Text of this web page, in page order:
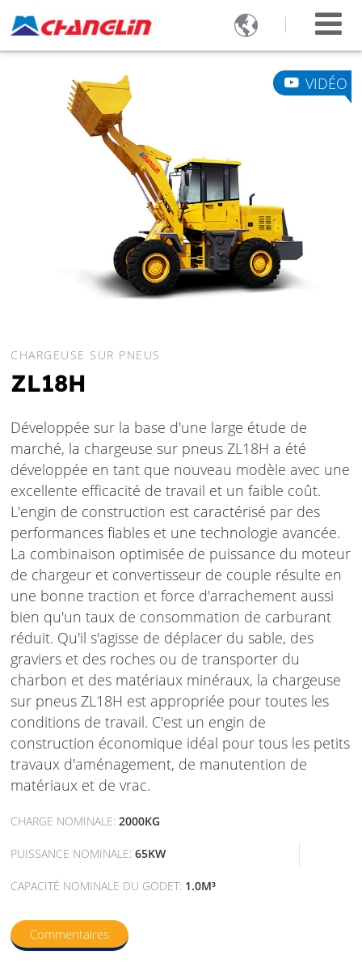

CHARGEUSE SUR PNEUS
ZL18H
Développée sur la base d'une large étude de
marché, la chargeuse sur pneus ZL18H a été
développée en tant que nouveau modèle avec une
excellente efficacité de travail et un faible coût.
L'engin de construction est caractérisé par des
performances fiables et une technologie avancée.
La combinaison optimisée de puissance du moteur
de chargeur et convertisseur de couple résulte en
une bonne traction et force d'arrachement aussi
bien qu'un taux de consommation de carburant
réduit. Qu'il s'agisse de déplacer du sable, des
graviers et des roches ou de transporter du
charbon et des matériaux minéraux, la chargeuse
sur pneus ZL18H est appropriée pour toutes les
conditions de travail. C'est un engin de
construction économique idéal pour tous les petits
travaux d'aménagement, de manutention de
matériaux et de vrac.
CHARGE NOMINALE:2000KG
PUISSANCE NOMINALE:65KW
CAPACITÉ NOMINALE DU GODET: 1.0M³
Commentaires
VIDÉO